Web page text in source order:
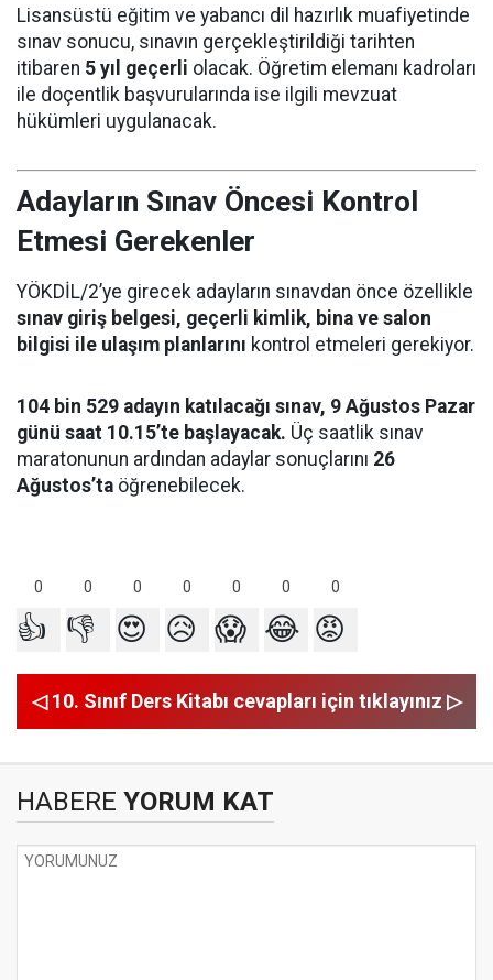
Lisansüstü eğitim ve yabancı dil hazırlık muafiyetinde
sınav sonucu, sınavın gerçekleştirildiği tarihten
itibaren 5 yıl geçerli olacak. Öğretim elemanı kadroları
ile doçentlik başvurularında ise ilgili mevzuat
hükümleri uygulanacak.
Adayların Sınav Öncesi Kontrol
Etmesi Gerekenler
YÖKDİL/2’ye girecek adayların sınavdan önce özellikle
sınav giriş belgesi, geçerli kimlik, bina ve salon
bilgisi ile ulaşım planlarını kontrol etmeleri gerekiyor.
104 bin 529 adayın katılacağı sınav, 9 Ağustos Pazar
günü saat 10.15’te başlayacak. Üç saatlik sınav
maratonunun ardından adaylar sonuçlarını 26
Ağustos’ta öğrenebilecek.
0 0 0 0 0 0 0
👍 👎 😍 😥 😱 😂 😡
◁ 10. Sınıf Ders Kitabı cevapları için tıklayınız ▷
HABERE YORUM KAT